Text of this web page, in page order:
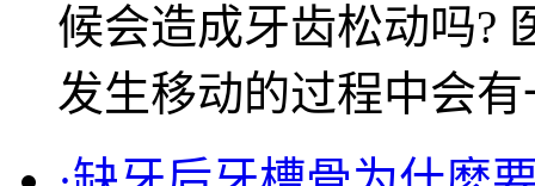
候会造成牙齿松动吗?
发生移动的过程中会